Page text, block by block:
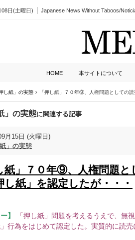
08日(土曜日) Japanese News Without Taboos/
HOME 本サイトについて
押し紙」の実態 「押し紙」７０年⑨、人権問題としての
」の実態に関連する記事
月15日 (火曜日)
紙」の実態
紙」７０年⑨、人権問題
し紙」を認定したが・・・
】
「押し紙」問題を考えるうえで、無
」行為をはじめて認定した。実質的に読